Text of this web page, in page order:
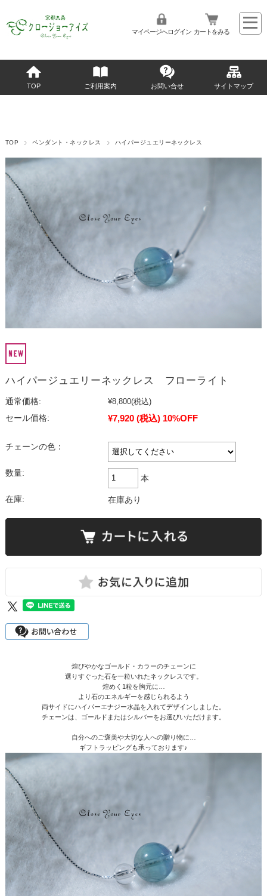
マイページへログイン カートをみる
TOP ご利用案内 お問い合せ サイトマップ
TOP ペンダント・ネックレス ハイパージュエリーネックレス
ハイパージュエリーネックレス フローライト
通常価格: ¥8,800(税込)
セール価格:
¥7,920 (税込) 10%OFF
チェーンの色：
数量:
本
在庫: 在庫あり
煌びやかなゴールド・カラーのチェーンに
選りすぐった石を一粒いれたネックレスです。
煌めく1粒を胸元に…
より石のエネルギーを感じられるよう
両サイドにハイパーエナジー水晶を入れてデザインしました。
チェーンは、ゴールドまたはシルバーをお選びいただけます。
自分へのご褒美や大切な人への贈り物に…
ギフトラッピングも承っております♪